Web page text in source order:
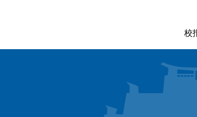
校